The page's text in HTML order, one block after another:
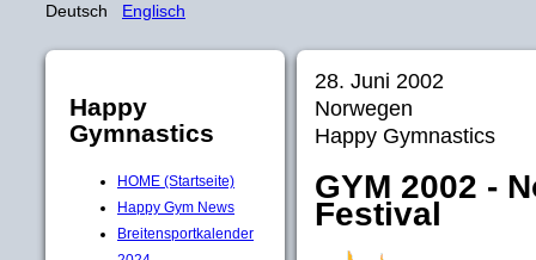
Deutsch Englisch
Happy
Gymnastics
HOME (Startseite)
Happy Gym News
Breitensportkalender
28. Juni 2002
Norwegen
Happy Gymnastics
GYM 2002 -
Festival